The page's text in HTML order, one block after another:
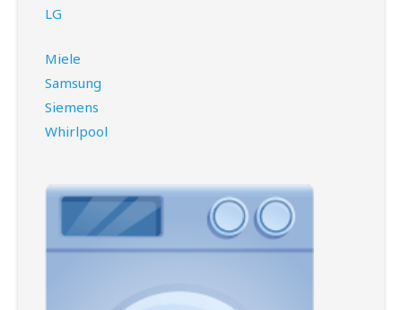
LG
Miele
Samsung
Siemens
Whirlpool